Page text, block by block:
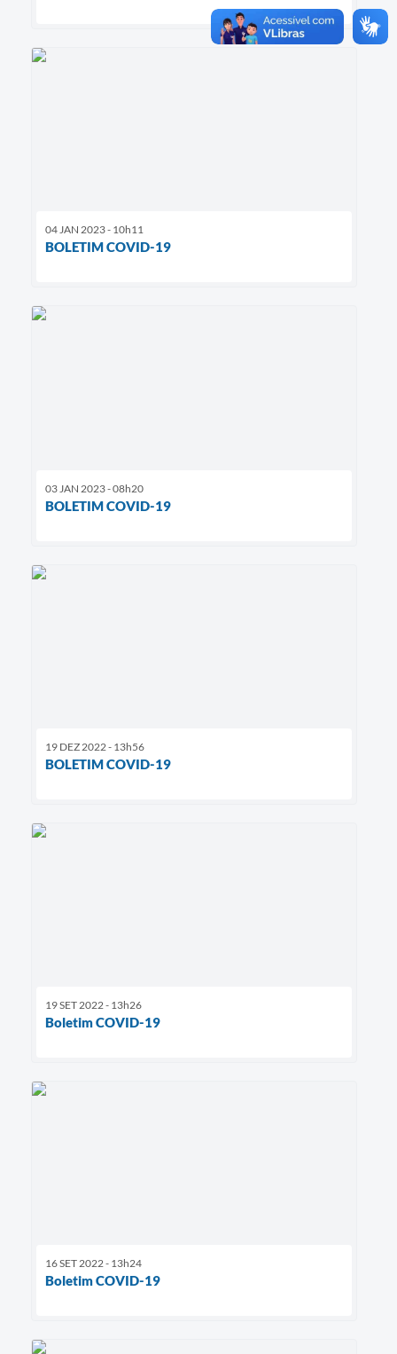
04 JAN 2023 - 10h11
BOLETIM COVID-19
03 JAN 2023 - 08h20
BOLETIM COVID-19
19 DEZ 2022 - 13h56
BOLETIM COVID-19
19 SET 2022 - 13h26
Boletim COVID-19
16 SET 2022 - 13h24
Boletim COVID-19